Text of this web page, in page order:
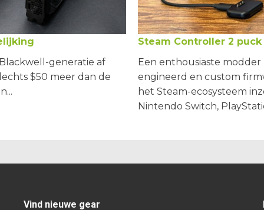
generatie af
$50 meer dan de
Steam Controller 2
Een enthousiaste
engineerd en custom
het Steam-ecosysteem
Nintendo Switch,
Vind nieuwe gear